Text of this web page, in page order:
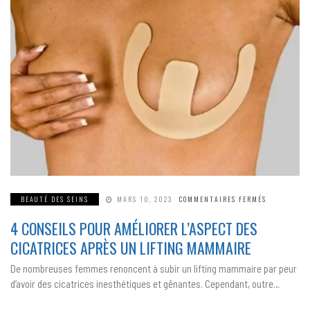
BEAUTÉ DES SEINS MARS 10, 2023 COMMENTAIRES FERMÉS
APRÈS
UN
LIFTING
MAMMAIRE
4 CONSEILS POUR AMÉLIORER L’ASPECT DES
CICATRICES APRÈS UN LIFTING MAMMAIRE
De nombreuses femmes renoncent à subir un lifting mammaire par peur
d’avoir des cicatrices inesthétiques et gênantes. Cependant, outre…